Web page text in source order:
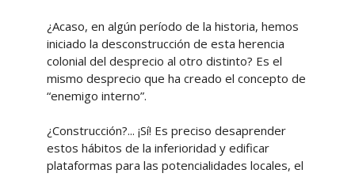
¿Acaso, en algún período de la historia, hemos
iniciado la desconstrucción de esta herencia
colonial del desprecio al otro distinto? Es el
mismo desprecio que ha creado el concepto de
“enemigo interno”.
¿Construcción?... ¡Sí! Es preciso desaprender
estos hábitos de la inferioridad y edificar
plataformas para las potencialidades locales, el